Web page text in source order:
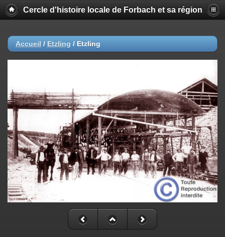
Cercle d'histoire locale de Forbach et sa région
Accueil / Etzling / Etzling